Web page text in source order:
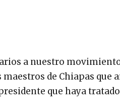
a nuestro
de Chiapas que
que haya